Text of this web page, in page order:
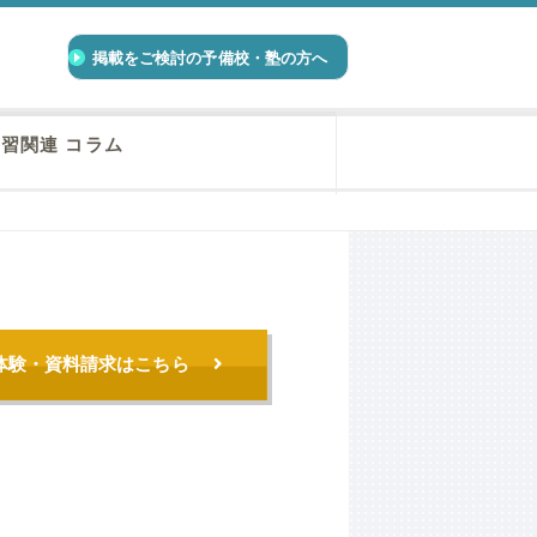
掲載をご検討の予備校・塾の方へ
関連 コラム
験・資料請求はこちら